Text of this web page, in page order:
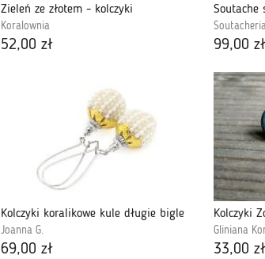
Zieleń ze złotem - kolczyki
Koralownia
52,00 zł 99,00 zł
Kolczyki koralikowe kule długie bigle
Joanna G.
69,00 zł
Kolczyki
Gliniana
33,00 zł